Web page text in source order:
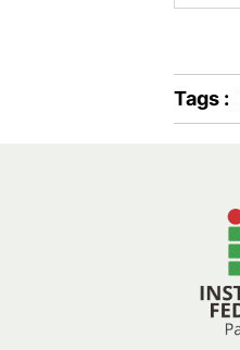
Tags :